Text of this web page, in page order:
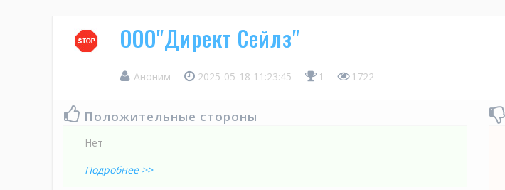
ООО"Директ Сейлз"
Аноним 2025-05-18 11:23:45 1 1722
Положительные стороны
Нет
Подробнее >>